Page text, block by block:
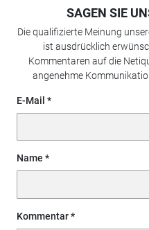
SAGEN SIE
Die qualifizierte Meinung
ist ausdrücklich
Kommentaren auf die
angenehme
E-Mail
Name
Kommentar